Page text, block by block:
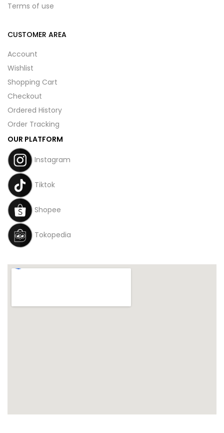
Terms of use
CUSTOMER AREA
Account
Wishlist
Shopping Cart
Checkout
Ordered History
Order Tracking
OUR PLATFORM
Instagram
Tiktok
Shopee
Tokopedia